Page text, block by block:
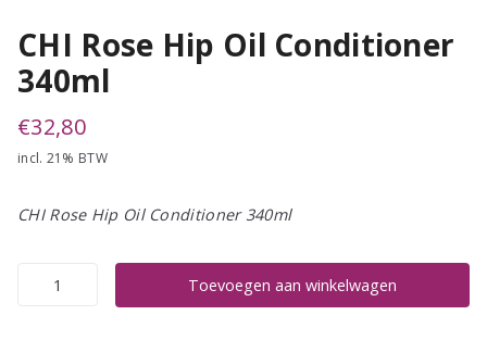
CHI Rose Hip Oil Conditioner
340ml
€32,80
incl. 21% BTW
CHI Rose Hip Oil Conditioner 340ml
Toevoegen aan winkelwagen